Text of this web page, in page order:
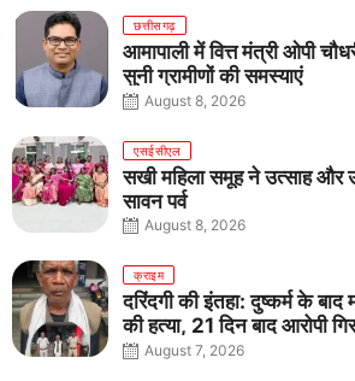
छत्तीसगढ़
आमापाली में वित्त मंत्री ओपी
सुनी ग्रामीणों की समस्याएं
August 8, 2026
एसईसीएल
सखी महिला समूह ने उत्साह और
सावन पर्व
August 8, 2026
क्राइम
दरिंदगी की इंतहा: दुष्कर्म के
की हत्या, 21 दिन बाद आरोपी
August 7, 2026